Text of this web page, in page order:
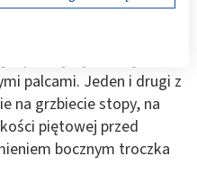
jest położony na
palcami. Jeden i drugi z
na grzbiecie stopy, na
piętowej przed
bocznym troczka
celach:
lub
danych do